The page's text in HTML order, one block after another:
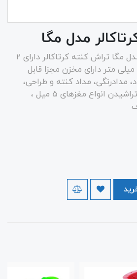
مدل مگا
تراش دو قلو کرتاکالر مدل مگا تراش کنته کرتاکالر دارای 2
تیغه با ضخامت 8 و 11 میلی متر دارای مخزن مجزا قابل
مدادرنگی، مداد کنته و طراحی،
زغالی و گرافیت جهت تراشیدن انواع مغزهای 5 میل ،